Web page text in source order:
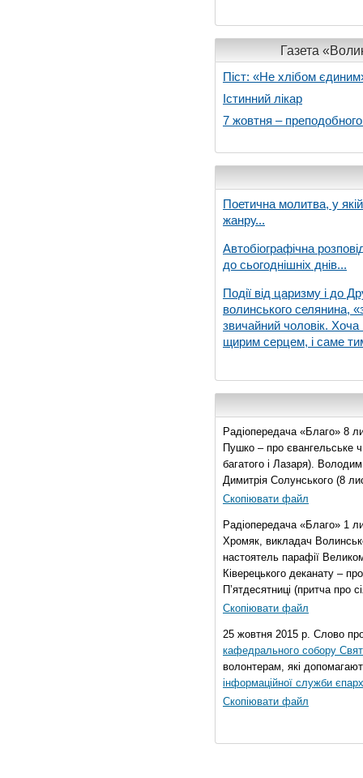
Газета
Піст: «Не хлібом
Істинний лікар
7 жовтня –
Поетична молитва, у
жанру...
Автобіографічна
до сьогоднішніх днів...
Події від царизму і до
волинського селянина,
звичайний чоловік. Хоча
щирим серцем, і саме
Радіопередача «Благо» 8
Пушко – про євангельське
багатого і Лазаря).
Димитрія Солунського (8
Скопіювати файл
Радіопередача «Благо» 1
Хромяк, викладач
настоятель парафії
Ківерецького деканату –
П’ятдесятниці (притча про
Скопіювати файл
25 жовтня 2015 р. Слово
кафедрального собору
волонтерам, які
інформаційної служби
Скопіювати файл